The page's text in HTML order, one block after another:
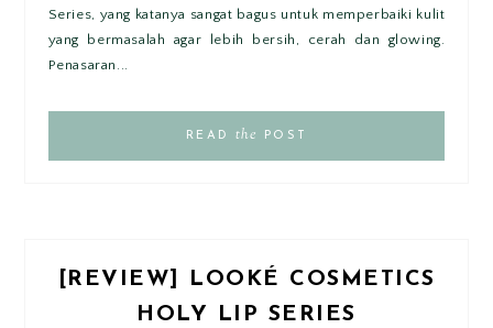
Series, yang katanya sangat bagus untuk memperbaiki kulit
yang bermasalah agar lebih bersih, cerah dan glowing.
Penasaran...
READ the POST
[REVIEW] LOOKÉ COSMETICS
HOLY LIP SERIES